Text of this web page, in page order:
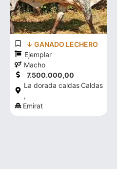
↓ GANADO LECHERO
Ejemplar
Macho
7.500.000,00
La dorada caldas
,
Caldas
Emirat